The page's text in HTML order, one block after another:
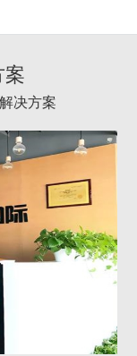
案
决方案